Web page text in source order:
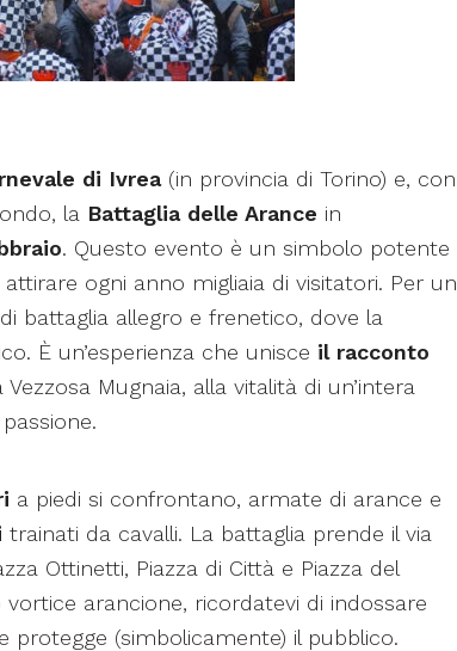
di Ivrea(in provincia di Torino) e, con
la Battaglia delle Arance in
. Questo evento è un simbolo potente
ogni anno migliaia di visitatori. Per un
battaglia allegro e frenetico, dove la
È un’esperienza che unisce il racconto
Mugnaia, alla vitalità di un’intera
a piedi si confrontano, armate di arance e
trainati da cavalli. La battaglia prende il via
Ottinetti, Piazza di Città e Piazza del
arancione, ricordatevi di indossare
protegge (simbolicamente) il pubblico.